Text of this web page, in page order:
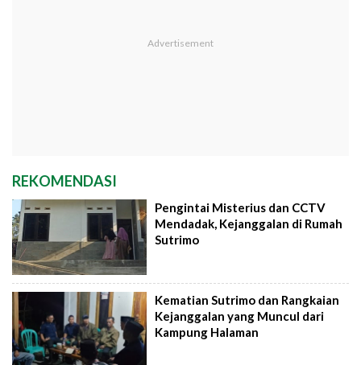
REKOMENDASI
Pengintai Misterius dan CCTV
Mendadak, Kejanggalan di Rumah
Sutrimo
Kematian Sutrimo dan Rangkaian
Kejanggalan yang Muncul dari
Kampung Halaman